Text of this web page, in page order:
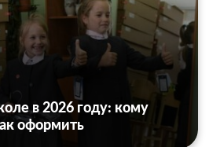
в 2026 году: кому
оформить